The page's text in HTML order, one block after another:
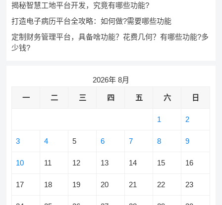
揭秘智慧工地平台开发，究竟有哪些功能?
打造电子病历平台全攻略：如何做?需要哪些功能
定制财务管理平台，具备啥功能？花费几何？有哪些功能?多
少钱?
2026年 8月
一 二 三 四 五 六 日
1 2
3 4 5 6 7 8 9
10 11 12 13 14 15 16
17 18 19 20 21 22 23